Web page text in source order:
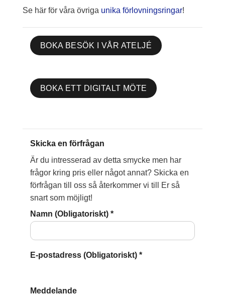
Se här för våra övriga unika förlovningsringar!
BOKA BESÖK I VÅR ATELJÉ
BOKA ETT DIGITALT MÖTE
Skicka en förfrågan
Är du intresserad av detta smycke men har
frågor kring pris eller något annat? Skicka en
förfrågan till oss så återkommer vi till Er så
snart som möjligt!
Namn (Obligatoriskt) *
E-postadress (Obligatoriskt) *
Meddelande